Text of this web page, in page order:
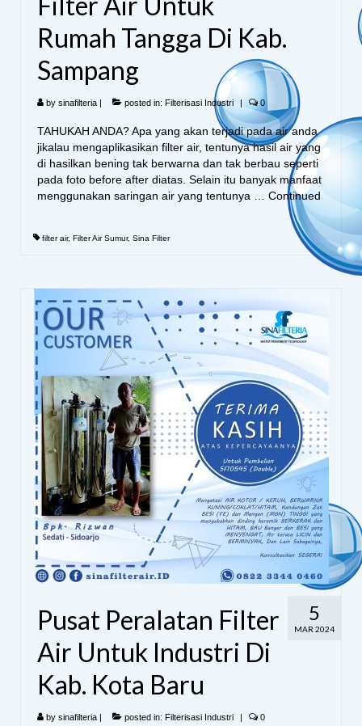
Rumah Tangga Di Kab.
Sampang
by sinafilteria | posted in: Filterisasi Industri | 0
TAHUKAH ANDA? Apa yang akan terjadi pada air anda
jikalau mengaplikasikan filter air, tentunya hasil air yang
di hasilkan bening tak berwarna dan tak berbau seperti
pada foto before after diatas. Selain itu banyak manfaat
menggunakan saringan air yang tentunya … Continued
filter air, Filter Air Sumur, Sina Filter
5
MAR 2024
Pusat Peralatan Filter
Air Untuk Industri Di
Kab. Kota Baru
by sinafilteria | posted in: Filterisasi Industri | 0